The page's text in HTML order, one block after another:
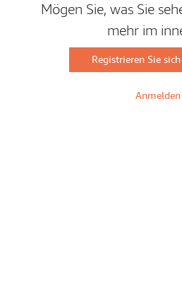
Mögen Sie, was Sie
mehr im
Registrieren Sie
Anmelden